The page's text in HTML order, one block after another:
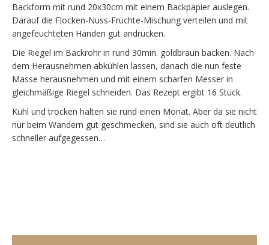
Backform mit rund 20x30cm mit einem Backpapier auslegen.
Darauf die Flocken-Nuss-Früchte-Mischung verteilen und mit
angefeuchteten Händen gut andrücken.
Die Riegel im Backrohr in rund 30min. goldbraun backen. Nach
dem Herausnehmen abkühlen lassen, danach die nun feste
Masse herausnehmen und mit einem scharfen Messer in
gleichmäßige Riegel schneiden. Das Rezept ergibt 16 Stück.
Kühl und trocken halten sie rund einen Monat. Aber da sie nicht
nur beim Wandern gut geschmecken, sind sie auch oft deutlich
schneller aufgegessen…